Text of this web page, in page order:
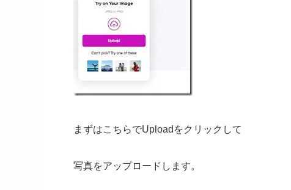
まずはこちらでUploadをクリックして
写真をアップロードします。